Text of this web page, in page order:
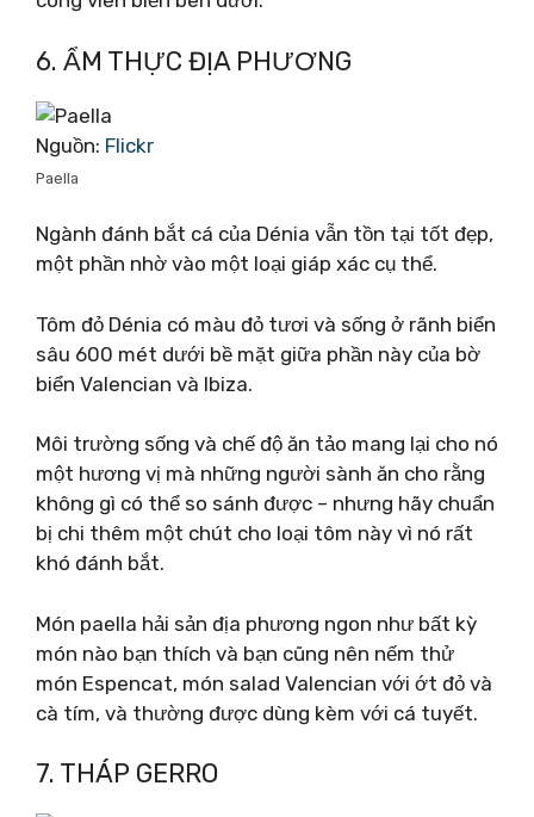
6. ẨM THỰC ĐỊA PHƯƠNG
Nguồn: Flickr
Paella
Ngành đánh bắt cá của Dénia vẫn tồn tại tốt đẹp,
một phần nhờ vào một loại giáp xác cụ thể.
Tôm đỏ Dénia có màu đỏ tươi và sống ở rãnh biển
sâu 600 mét dưới bề mặt giữa phần này của bờ
biển Valencian và Ibiza.
Môi trường sống và chế độ ăn tảo mang lại cho nó
một hương vị mà những người sành ăn cho rằng
không gì có thể so sánh được – nhưng hãy chuẩn
bị chi thêm một chút cho loại tôm này vì nó rất
khó đánh bắt.
Món paella hải sản địa phương ngon như bất kỳ
món nào bạn thích và bạn cũng nên nếm thử
món Espencat, món salad Valencian với ớt đỏ và
cà tím, và thường được dùng kèm với cá tuyết.
7. THÁP GERRO